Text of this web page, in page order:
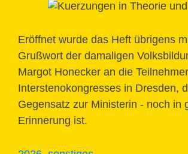
Eröffnet wurde das Heft übrigens
Grußwort der damaligen
Margot Honecker an die
Interstenokongresses in Dresden,
Gegensatz zur Ministerin - noch in
Erinnerung ist.